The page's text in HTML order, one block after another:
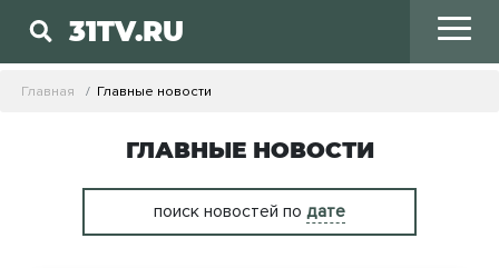
31TV.RU
Главная Главные новости
ГЛАВНЫЕ НОВОСТИ
поиск новостей по дате